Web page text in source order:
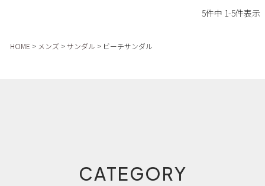
会社概要
5件中 1-5件表示
HOME メンズ サンダル ビーチサンダル
CATEGORY